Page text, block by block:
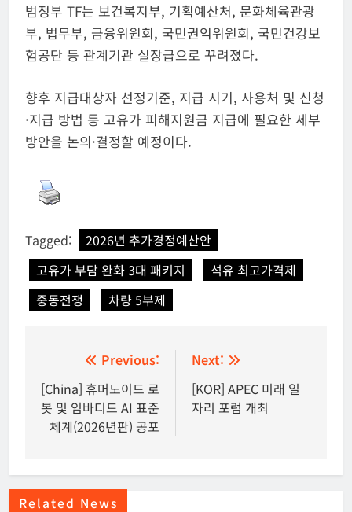
범정부 TF는 보건복지부, 기획예산처, 문화체육관광
부, 법무부, 금융위원회, 국민권익위원회, 국민건강보
험공단 등 관계기관 실장급으로 꾸려졌다.
향후 지급대상자 선정기준, 지급 시기, 사용처 및 신청
·지급 방법 등 고유가 피해지원금 지급에 필요한 세부
방안을 논의·결정할 예정이다.
Tagged:
2026년 추가경정예산안
고유가 부담 완화 3대 패키지
석유 최고가격제
중동전쟁
차량 5부제
탐
색
Previous:
[China] 휴머노이드 로
봇 및 임바디드 AI 표준
체계(2026년판) 공포
Next:
[KOR] APEC 미래 일
자리 포럼 개최
Related News